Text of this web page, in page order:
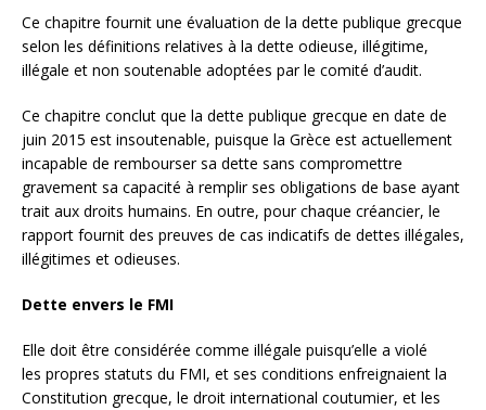
Ce chapitre fournit une évaluation de la dette publique grecque
selon les définitions relatives à la dette odieuse, illégitime,
illégale et non soutenable adoptées par le comité d’audit.
Ce chapitre conclut que la dette publique grecque en date de
juin 2015 est insoutenable, puisque la Grèce est actuellement
incapable de rembourser sa dette sans compromettre
gravement sa capacité à remplir ses obligations de base ayant
trait aux droits humains. En outre, pour chaque créancier, le
rapport fournit des preuves de cas indicatifs de dettes illégales,
illégitimes et odieuses.
Dette envers le FMI
Elle doit être considérée comme illégale puisqu’elle a violé
les propres statuts du FMI, et ses conditions enfreignaient la
Constitution grecque, le droit international coutumier, et les